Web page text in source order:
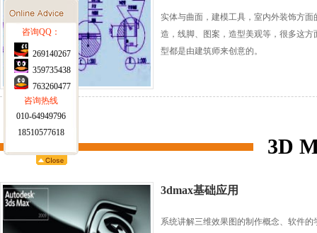
实体与曲面，建模工具，室内外装饰方面
造，线脚、图案，造型美观等，很多这方
型都是由建筑师来创意的。
3D
3dmax基础应用
系统讲解三维效果图的制作概念、软件的